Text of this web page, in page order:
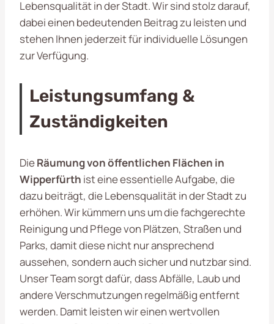
Lebensqualität in der Stadt. Wir sind stolz darauf,
dabei einen bedeutenden Beitrag zu leisten und
stehen Ihnen jederzeit für individuelle Lösungen
zur Verfügung.
Leistungsumfang &
Zuständigkeiten
DieRäumung von öffentlichen Flächen in
Wipperfürth ist eine essentielle Aufgabe, die
dazu beiträgt, die Lebensqualität in der Stadt zu
erhöhen. Wir kümmern uns um die fachgerechte
Reinigung und Pflege von Plätzen, Straßen und
Parks, damit diese nicht nur ansprechend
aussehen, sondern auch sicher und nutzbar sind.
Unser Team sorgt dafür, dass Abfälle, Laub und
andere Verschmutzungen regelmäßig entfernt
werden. Damit leisten wir einen wertvollen